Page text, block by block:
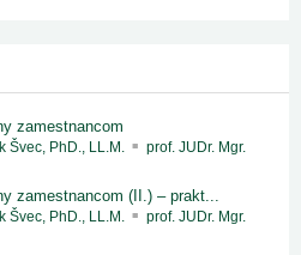
zamestnancom
Švec, PhD., LL.M.
prof. JUDr. Mgr.
zamestnancom (II.) – prakt...
Švec, PhD., LL.M.
prof. JUDr. Mgr.